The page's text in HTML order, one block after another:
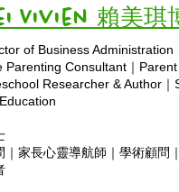
experience
settings;
and author
homeschool
Copyright ©
Vivien 賴美琪
of Business Administration
Parenting Consultant｜
Researcher & Author
｜家長心靈導航師｜學術顧問